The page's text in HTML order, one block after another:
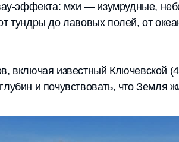
эффекта: мхи — изумрудные,
до лавовых полей, от
включая известный Ключевской
и почувствовать, что Земля